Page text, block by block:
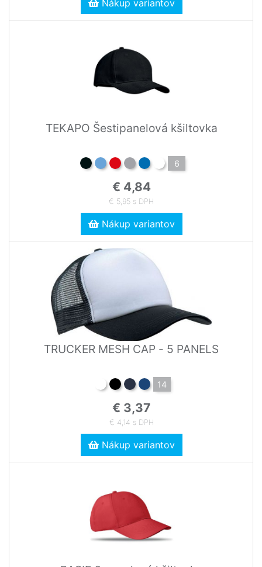
Nákup variantov
TEKAPO Šestipanelová kšiltovka
6
€ 4,84
€ 5,95 s DPH
Nákup variantov
TRUCKER MESH CAP - 5 PANELS
14
€ 3,37
€ 4,14 s DPH
Nákup variantov